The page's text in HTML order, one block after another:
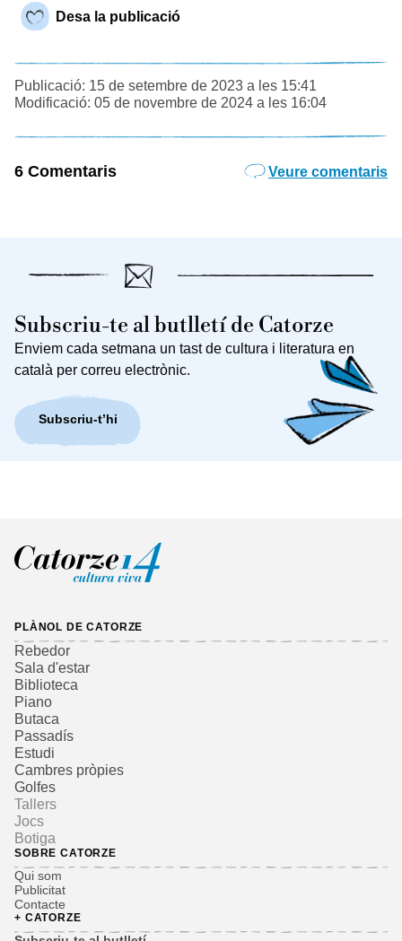
Desa la publicació
Publicació: 15 de setembre de 2023 a les 15:41
Modificació: 05 de novembre de 2024 a les 16:04
6 Comentaris Veure comentaris
Subscriu-te al butlletí de Catorze
Enviem cada setmana un tast de cultura i literatura en
català per correu electrònic.
Subscriu-t’hi
PLÀNOL DE CATORZE
Rebedor
Sala d'estar
Biblioteca
Piano
Butaca
Passadís
Estudi
Cambres pròpies
Golfes
Tallers
Jocs
Botiga
SOBRE CATORZE
Qui som
Publicitat
Contacte
+ CATORZE